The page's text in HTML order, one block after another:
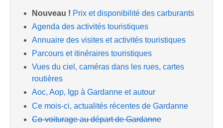
Nouveau ! Prix et disponibilité des carburants
Agenda des activités touristiques
Annuaire des visites et activités touristiques
Parcours et itinéraires touristiques
Vues du ciel, caméras dans les rues, cartes
routières
Aoc, Aop, Igp à Gardanne et autour
Ce mois-ci, actualités récentes de Gardanne
Co-voiturage au départ de Gardanne